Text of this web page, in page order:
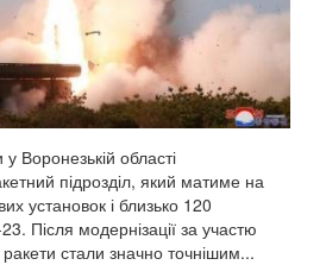
Воронезькій області
підрозділ, який матиме на
установок і близько 120
Після модернізації за участю
ракети стали значно точнішим...